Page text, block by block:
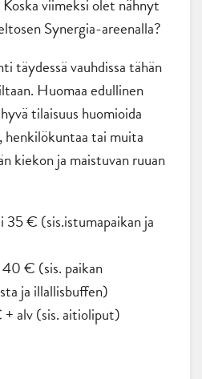
viimeksi olet nähnyt
Synergia-areenalla?
täydessä vauhdissa tähän
Huomaa edullinen
tilaisuus huomioida
tai muita
kiekon ja maistuvan ruuan
€ (sis.istumapaikan ja
€ (sis. paikan
ja illallisbuffen)
alv (sis. aitioliput)